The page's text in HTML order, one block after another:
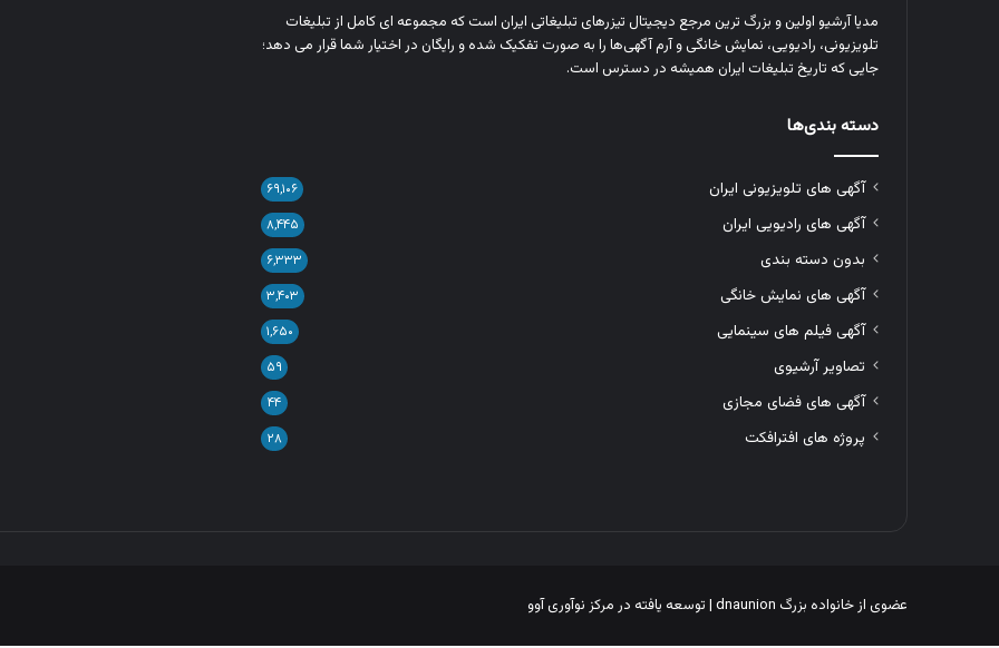
مدیا آرشیو اولین و بزرگ‌ ترین مرجع دیجیتال تیزرهای تبلیغاتی ایران است که مجموعه‌ ای کامل از تبلیغات
تلویزیونی، رادیویی، نمایش خانگی و آرم‌ آگهی‌ها را به‌ صورت تفکیک‌ شده و رایگان در اختیار شما قرار می‌ دهد؛
جایی که تاریخ تبلیغات ایران همیشه در دسترس است.
دسته بندی‌ها
آگهی های تلویزیونی ایران ۶۹,۱۰۶
آگهی های رادیویی ایران ۸,۴۴۵
بدون دسته بندی ۶,۳۳۳
آگهی های نمایش خانگی ۳,۴۰۳
آگهی فیلم های سینمایی ۱,۶۵۰
تصاویر آرشیوی ۵۹
آگهی های فضای مجازی ۴۴
پروژه های افترافکت ۲۸
عضوی از خانواده بزرگ dnaunion | توسعه یافته در مرکز نوآوری آوو